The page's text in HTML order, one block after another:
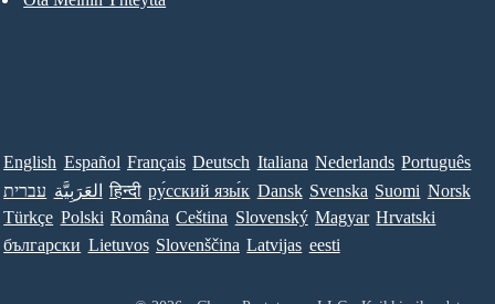
English Español Français Deutsch Italiana Nederlands Português
עברית العَرَبِيَّة हिन्दी ру́сский язы́к Dansk Svenska Suomi Norsk
Türkçe Polski Româna Ceština Slovenský Magyar Hrvatski
български Lietuvos Slovenščina Latvijas eesti